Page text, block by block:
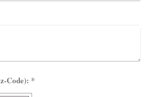
Captcha (Spam-Schutz-Code): *